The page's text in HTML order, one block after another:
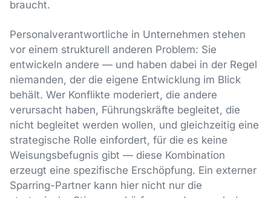
braucht.
Personalverantwortliche in Unternehmen stehen
vor einem strukturell anderen Problem: Sie
entwickeln andere — und haben dabei in der Regel
niemanden, der die eigene Entwicklung im Blick
behält. Wer Konflikte moderiert, die andere
verursacht haben, Führungskräfte begleitet, die
nicht begleitet werden wollen, und gleichzeitig eine
strategische Rolle einfordert, für die es keine
Weisungsbefugnis gibt — diese Kombination
erzeugt eine spezifische Erschöpfung. Ein externer
Sparring-Partner kann hier nicht nur die